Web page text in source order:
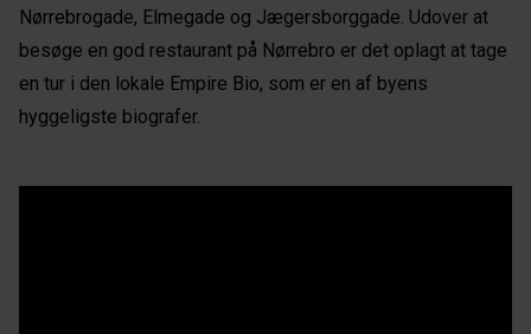
Nørrebrogade, Elmegade og Jægersborggade. Udover at
besøge en god restaurant på Nørrebro er det oplagt at tage
en tur i den lokale Empire Bio, som er en af byens
hyggeligste biografer.